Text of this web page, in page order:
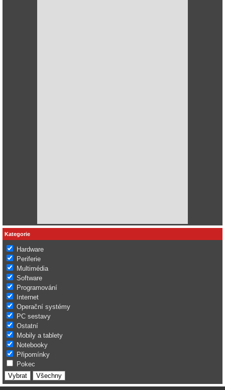
Kategorie
Hardware
Periferie
Multimédia
Software
Programování
Internet
Operační systémy
PC sestavy
Ostatní
Mobily a tablety
Notebooky
Připomínky
Pokec